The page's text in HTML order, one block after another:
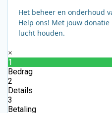
Het beheer en onderhoud
Help ons! Met jouw
lucht houden.